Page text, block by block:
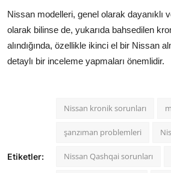
Nissan modelleri, genel olarak dayanıklı
olarak bilinse de, yukarıda bahsedilen
alındığında, özellikle ikinci el bir Nissan
detaylı bir inceleme yapmaları önemlidir.
Etiketler:
Nissan kronik sorunları
şanzıman problemleri
Nissan Qashqai sorunları